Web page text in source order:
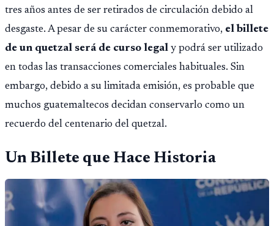
tres años antes de ser retirados de circulación debido al
desgaste. A pesar de su carácter conmemorativo, el billete
de un quetzal será de curso legal y podrá ser utilizado
en todas las transacciones comerciales habituales. Sin
embargo, debido a su limitada emisión, es probable que
muchos guatemaltecos decidan conservarlo como un
recuerdo del centenario del quetzal.
Un Billete que Hace Historia